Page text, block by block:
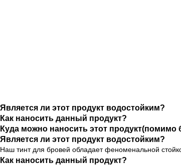
Является ли этот продукт водостойким?
Как наносить данный продукт?
Куда можно наносить этот продукт(помимо
Является ли этот продукт водостойким?
Наш тинт для бровей обладает феноменальной
Как наносить данный продукт?